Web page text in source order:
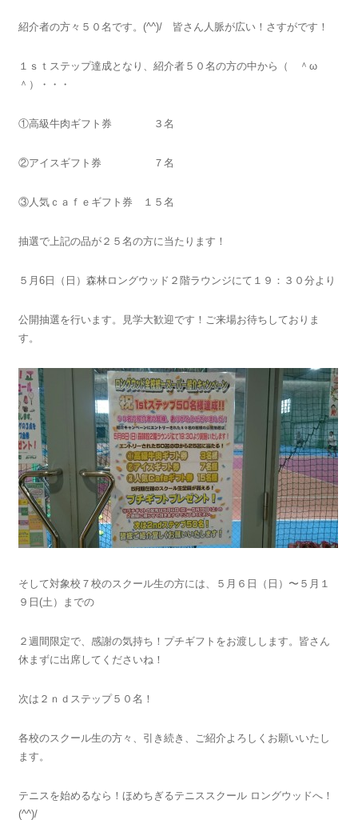
紹介者の方々５０名です。(^^)/ 皆さん人脈が広い！さすがです！
１ｓｔステップ達成となり、紹介者５０名の方の中から（ ＾ω
＾）・・・
①高級牛肉ギフト券 ３名
②アイスギフト券 ７名
③人気ｃａｆｅギフト券 １５名
抽選で上記の品が２５名の方に当たります！
５月6日（日）森林ロングウッド２階ラウンジにて１９：３０分より
公開抽選を行います。見学大歓迎です！ご来場お待ちしておりま
す。
そして対象校７校のスクール生の方には、５月６日（日）〜５月１
９日(土）までの
２週間限定で、感謝の気持ち！プチギフトをお渡しします。皆さん
休まずに出席してくださいね！
次は２ｎｄステップ５０名！
各校のスクール生の方々、引き続き、ご紹介よろしくお願いいたし
ます。
テニスを始めるなら！ほめちぎるテニススクール ロングウッドへ！
(^^)/